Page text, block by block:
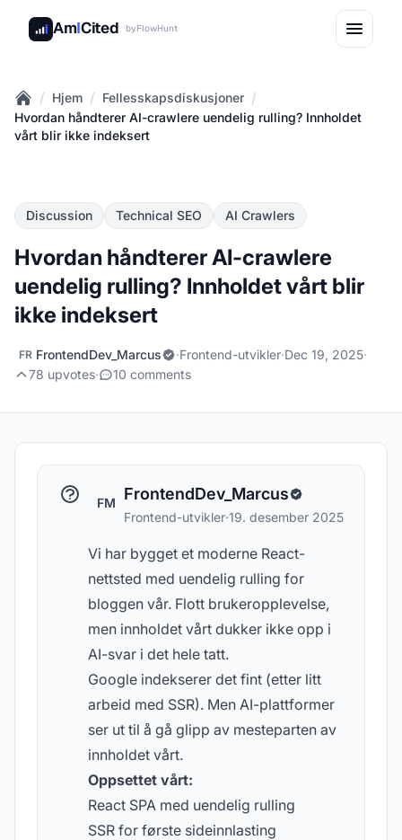
AmICited byFlowHunt
Home
/ Hjem / Fellesskapsdiskusjoner /
Hvordan håndterer AI-crawlere uendelig rulling? Innholdet
vårt blir ikke indeksert
Discussion Technical SEO AI Crawlers
Hvordan håndterer AI-crawlere
uendelig rulling? Innholdet vårt blir
ikke indeksert
FR FrontendDev_Marcus ·Frontend-utvikler·Dec 19, 2025·
78 upvotes· 10 comments
FM FrontendDev_Marcus
Frontend-utvikler·19. desember 2025
Vi har bygget et moderne React-
nettsted med uendelig rulling for
bloggen vår. Flott brukeropplevelse,
men innholdet vårt dukker ikke opp i
AI-svar i det hele tatt.
Google indekserer det fint (etter litt
arbeid med SSR). Men AI-plattformer
ser ut til å gå glipp av mesteparten av
innholdet vårt.
Oppsettet vårt:
React SPA med uendelig rulling
SSR for første sideinnlasting